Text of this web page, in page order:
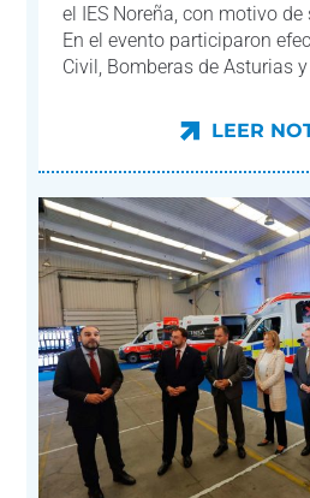
el IES Noreña, con motivo
En el evento participaron
Civil, Bomberas de Asturias
LEER